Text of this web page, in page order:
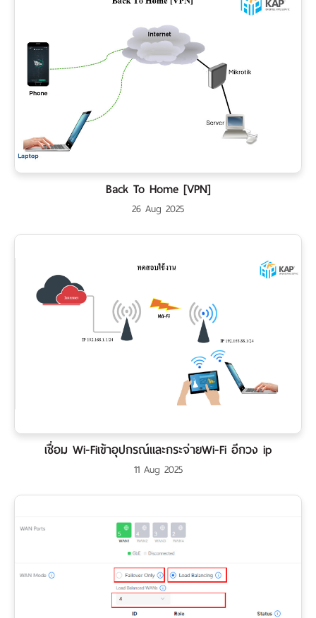
Back To Home [VPN]
26 Aug 2025
เชื่อม Wi-Fiเข้าอุปกรณ์และกระจ่ายWi-Fi อีกวง ip
11 Aug 2025